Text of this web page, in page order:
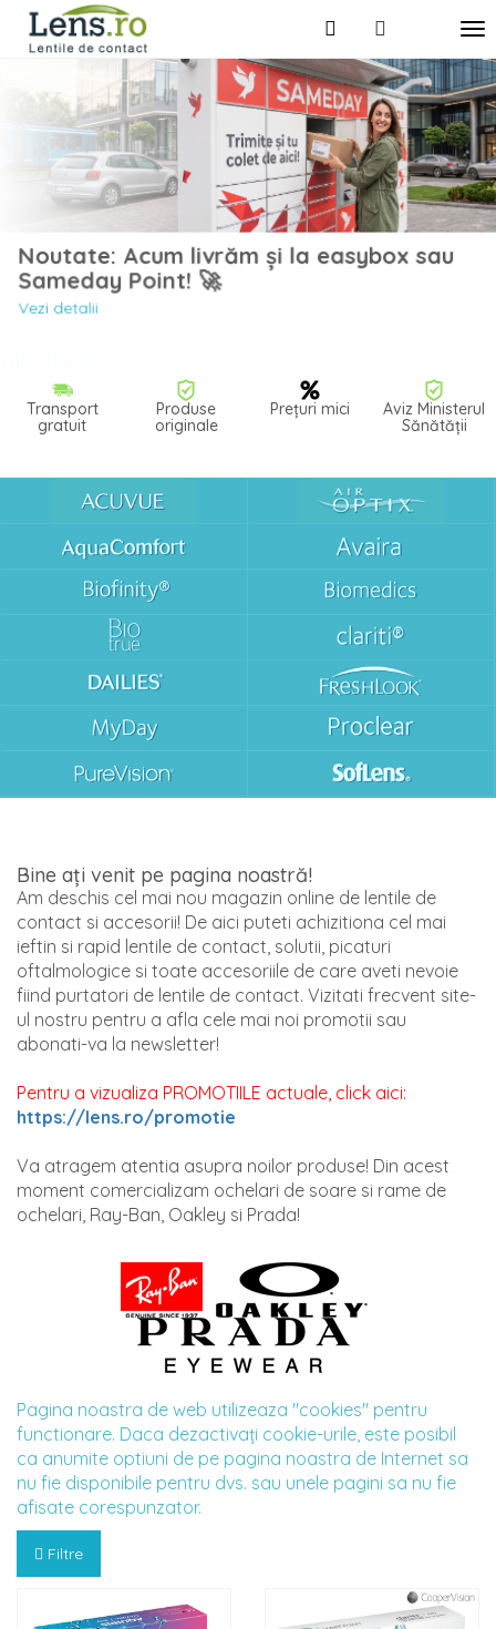
Noutate: Acum livrăm și la easybox sau
Sameday Point! 🚀
Vezi detalii
Transport
gratuit
Produse
originale
Prețuri mici
Aviz Ministerul
Sănătății
Bine ați venit pe pagina noastră!
Am deschis cel mai nou magazin online de lentile de
contact si accesorii! De aici puteti achizitiona cel mai
ieftin si rapid lentile de contact, solutii, picaturi
oftalmologice si toate accesoriile de care aveti nevoie
fiind purtatori de lentile de contact. Vizitati frecvent site-
ul nostru pentru a afla cele mai noi promotii sau
abonati-va la newsletter!
Pentru a vizualiza PROMOTIILE actuale, click aici:
https://lens.ro/promotie
Va atragem atentia asupra noilor produse! Din acest
moment comercializam ochelari de soare si rame de
ochelari, Ray-Ban, Oakley si Prada!
Pagina noastra de web utilizeaza "cookies" pentru
functionare. Daca dezactivaţi cookie-urile, este posibil
ca anumite optiuni de pe pagina noastra de Internet sa
nu fie disponibile pentru dvs. sau unele pagini sa nu fie
afisate corespunzator.
Filtre